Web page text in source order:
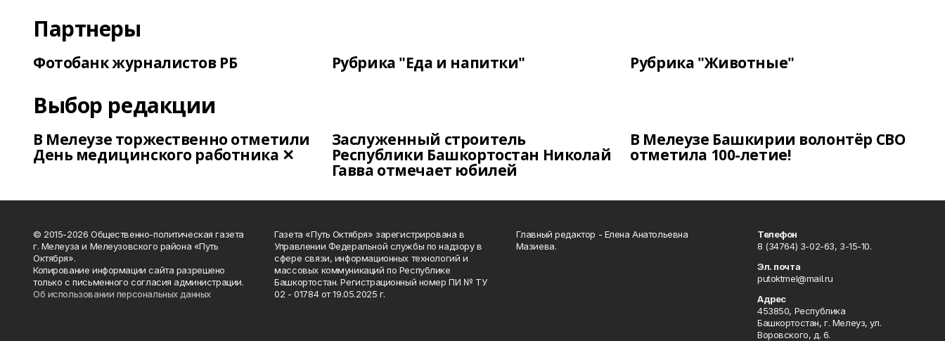
Партнеры
Фотобанк журналистов РБ Рубрика "Еда и напитки" Рубрика "Животные"
Выбор редакции
В Мелеузе торжественно отметили
День медицинского работника ✕
Заслуженный строитель
Республики Башкортостан Николай
Гавва отмечает юбилей
В Мелеузе Башкирии волонтёр СВО
отметила 100-летие!
© 2015-2026 Общественно-политическая газета
г. Мелеуза и Мелеузовского района «Путь
Октября».
Копирование информации сайта разрешено
только с письменного согласия администрации.
Об использовании персональных данных
Газета «Путь Октября» зарегистрирована в
Управлении Федеральной службы по надзору в
сфере связи, информационных технологий и
массовых коммуникаций по Республике
Башкортостан. Регистрационный номер ПИ № ТУ
02 - 01784 от 19.05.2025 г.
Главный редактор - Елена Анатольевна
Мазиева.
Телефон
8 (34764) 3-02-63, 3-15-10.
Эл. почта
putoktmel@mail.ru
Адрес
453850, Республика
Башкортостан, г. Мелеуз, ул.
Воровского, д. 6.